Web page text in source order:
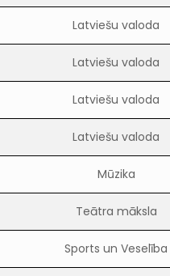
Latviešu valoda
Latviešu valoda
Latviešu valoda
Latviešu valoda
Mūzika
Teātra māksla
Sports un Veselība